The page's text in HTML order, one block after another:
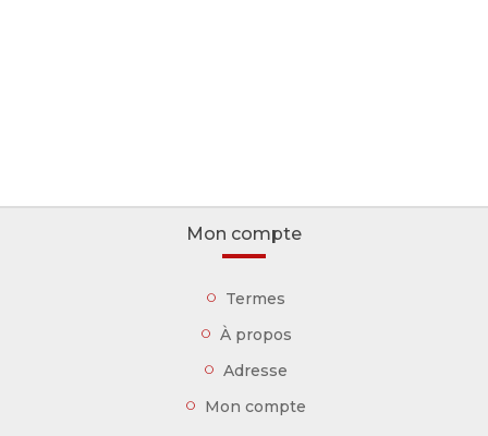
Mon compte
Termes
À propos
Adresse
Mon compte